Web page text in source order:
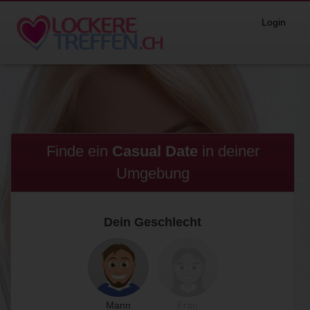
Login
Finde ein Casual Date in deiner
Umgebung
Dein Geschlecht
Mann